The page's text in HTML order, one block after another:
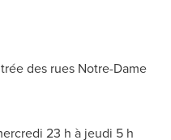
des rues Notre-Dame
23 h à jeudi 5 h